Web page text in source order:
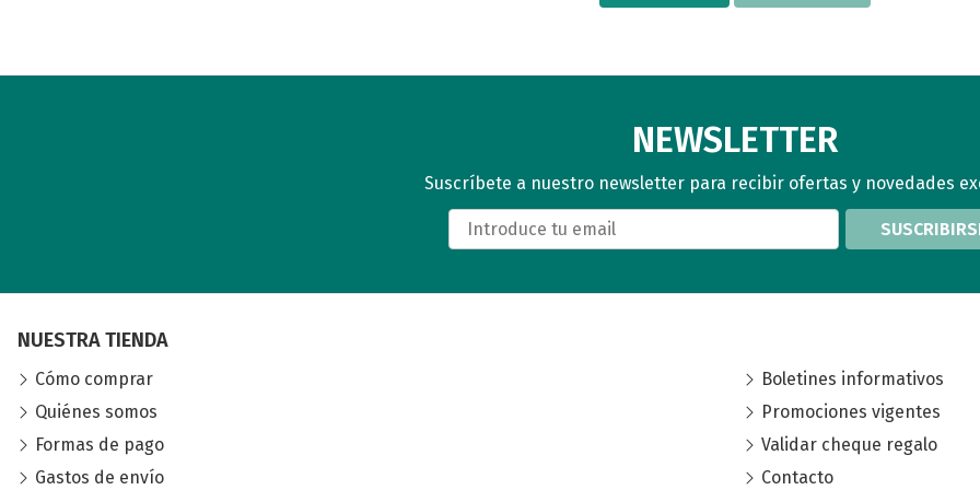
NEWSLETTER
Suscríbete a nuestro newsletter para recibir ofertas y novedades
NUESTRA TIENDA
Cómo comprar
Quiénes somos
Formas de pago
Gastos de envío
Boletines informativos
Promociones vigentes
Validar cheque regalo
Contacto